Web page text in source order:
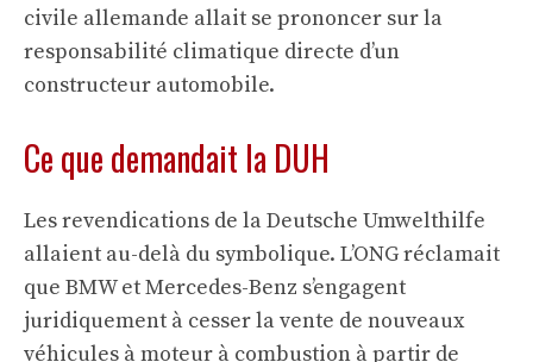
civile allemande allait se prononcer sur la
responsabilité climatique directe d’un
constructeur automobile.
Ce que demandait la DUH
Les revendications de la Deutsche Umwelthilfe
allaient au-delà du symbolique. L’ONG réclamait
que BMW et Mercedes-Benz s’engagent
juridiquement à cesser la vente de nouveaux
véhicules à moteur à combustion à partir de